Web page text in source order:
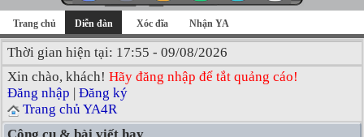
Trang chủ Diễn đàn Xóc đĩa Nhận YA
Thời gian hiện tại: 17:55 - 09/08/2026
Xin chào, khách! Hãy đăng nhập để tắt quảng cáo!
Đăng nhập | Đăng ký
Trang chủ YA4R